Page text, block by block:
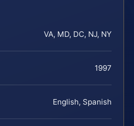
VA, MD, DC, NJ, NY
1997
English, Spanish